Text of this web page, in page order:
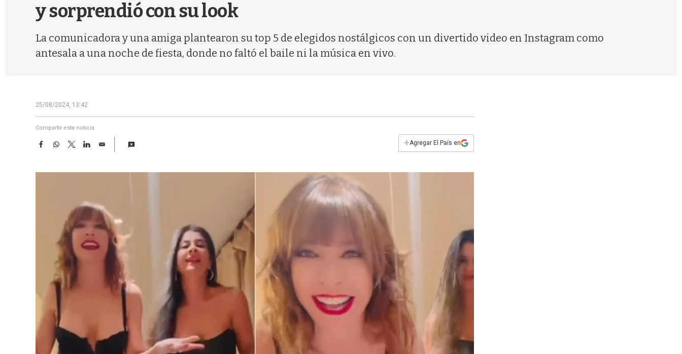
y sorprendió con su look
La comunicadora y una amiga plantearon su top 5 de elegidos nostálgicos con un divertido video en Instagram como
antesala a una noche de fiesta, donde no faltó el baile ni la música en vivo.
25/08/2024, 13:42
Compartir esta noticia
F
e
W
t
T
w
t
L
k
I
n
E
i
+Agregar El País en